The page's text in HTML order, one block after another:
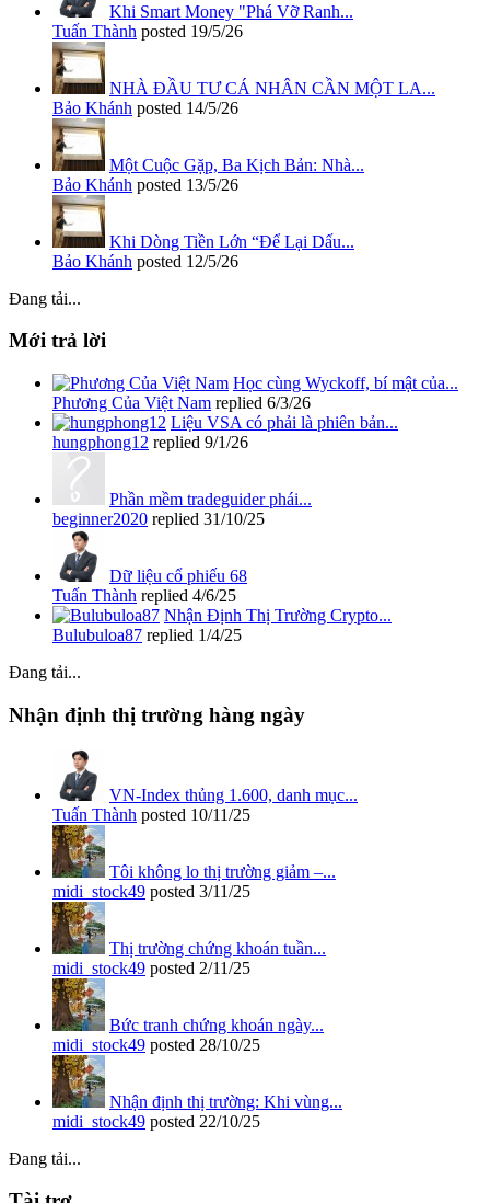
Khi Smart Money "Phá Vỡ Ranh...
Tuấn Thành posted 19/5/26
NHÀ ĐẦU TƯ CÁ NHÂN CẦN MỘT LA...
Bảo Khánh posted 14/5/26
Một Cuộc Gặp, Ba Kịch Bản: Nhà...
Bảo Khánh posted 13/5/26
Khi Dòng Tiền Lớn “Để Lại Dấu...
Bảo Khánh posted 12/5/26
Đang tải...
Mới trả lời
Học cùng Wyckoff, bí mật của...
Phương Của Việt Nam replied 6/3/26
Liệu VSA có phải là phiên bản...
hungphong12 replied 9/1/26
Phần mềm tradeguider phái...
beginner2020 replied 31/10/25
Dữ liệu cổ phiếu 68
Tuấn Thành replied 4/6/25
Nhận Định Thị Trường Crypto...
Bulubuloa87 replied 1/4/25
Đang tải...
Nhận định thị trường hàng ngày
VN-Index thủng 1.600, danh mục...
Tuấn Thành posted 10/11/25
Tôi không lo thị trường giảm –...
midi_stock49 posted 3/11/25
Thị trường chứng khoán tuần...
midi_stock49 posted 2/11/25
Bức tranh chứng khoán ngày...
midi_stock49 posted 28/10/25
Nhận định thị trường: Khi vùng...
midi_stock49 posted 22/10/25
Đang tải...